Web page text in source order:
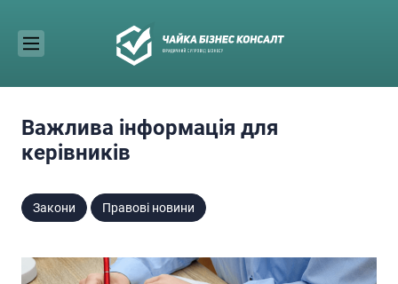
content
Важлива інформація для
керівників
Закони Правові новини